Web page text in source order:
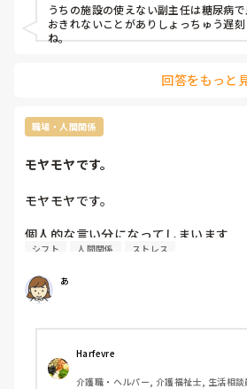
スタッフを駒にしか思ってないです。
うちの施設の使えない副主任は糖尿病
おきれないことがありしょっちゅう遅
ね。
回答をもっと
職場・人間関係
モヤモヤです。
モヤモヤです。
個人的な言い分になってしまいます
てくるスタッフが本日、早番、遅番と
一昨日あたり？から体調悪いなら、も
ょ！？(ちなみにaスタッフ出勤45分前
シフト 人間関係 ストレス
あ
Harfevre
介護職・ヘルパー, 介護福祉士, 生活相